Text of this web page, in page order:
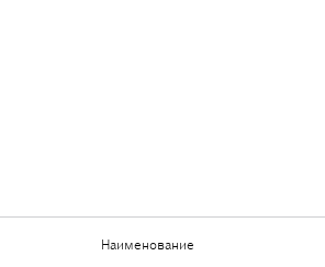
Наименование